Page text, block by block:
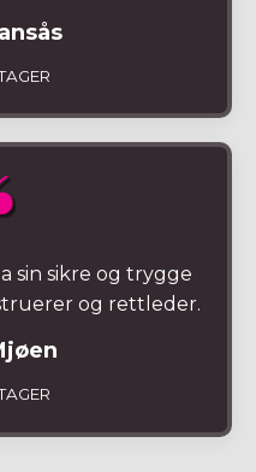
sin sikre og trygge
og rettleder.